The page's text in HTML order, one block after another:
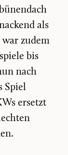
als
zudem
bis
nach
Spiel
ersetzt